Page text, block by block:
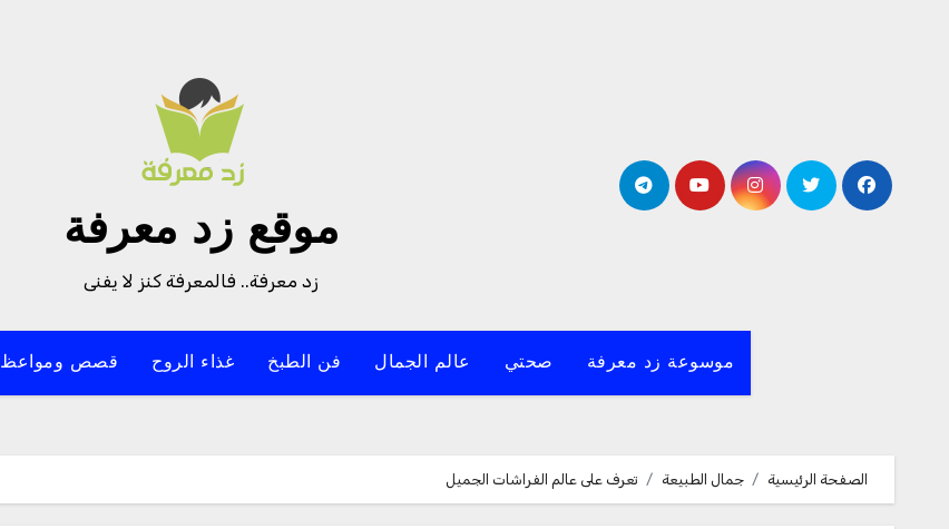
موقع زد معرفة
زد معرفة.. فالمعرفة كنز لا يفنى
موسوعة زد معرفة صحتي عالم الجمال فن الطبخ غذاء الروح قصص ومواعظ
الصفحة الرئيسية جمال الطبيعة تعرف على عالم الفراشات الجميل